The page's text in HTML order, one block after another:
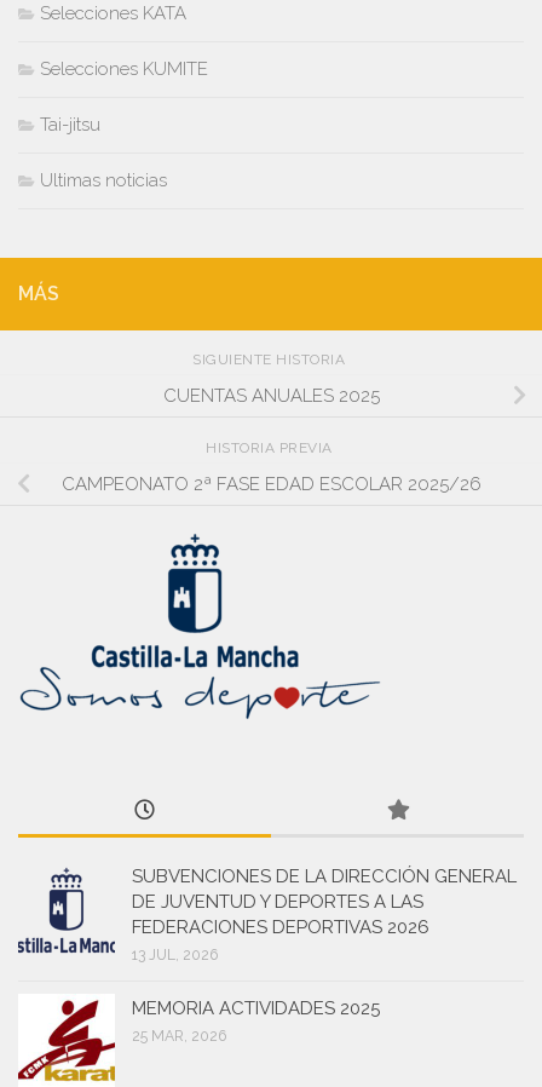
Selecciones KATA
Selecciones KUMITE
Tai-jitsu
Ultimas noticias
MÁS
SIGUIENTE HISTORIA
CUENTAS ANUALES 2025
HISTORIA PREVIA
CAMPEONATO 2ª FASE EDAD ESCOLAR 2025/26
SUBVENCIONES DE LA DIRECCIÓN GENERAL
DE JUVENTUD Y DEPORTES A LAS
FEDERACIONES DEPORTIVAS 2026
13 JUL, 2026
MEMORIA ACTIVIDADES 2025
25 MAR, 2026